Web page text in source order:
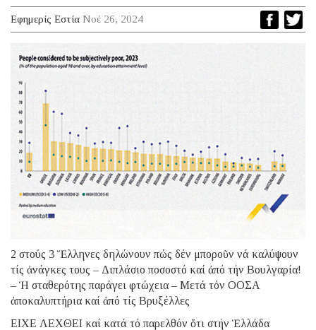
Εφημερίς Εστία Νοέ 26, 2024
2 στούς 3 Ἕλληνες δηλώνουν πώς δέν μποροῦν νά καλύψουν
τίς ἀνάγκες τους – Διπλάσιο ποσοστό καί ἀπό τήν Βουλγαρία!
– Ἡ σταθερότης παράγει φτώχεια – Μετά τόν ΟΟΣΑ
ἀποκαλυπτήρια καί ἀπό τίς Βρυξέλλες
ΕΙΧΕ ΛΕΧΘΕΙ καί κατά τό παρελθόν ὅτι στήν Ἑλλάδα